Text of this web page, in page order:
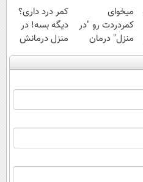
میخوای
کمردردت رو "در
منزل" درمان
کنی؟ (◂فیلم +
◂پرسش‌نامه)
کمر درد داری؟
دیگه بسه! در
منزل درمانش
کن
(◀پرسش‌نامه)